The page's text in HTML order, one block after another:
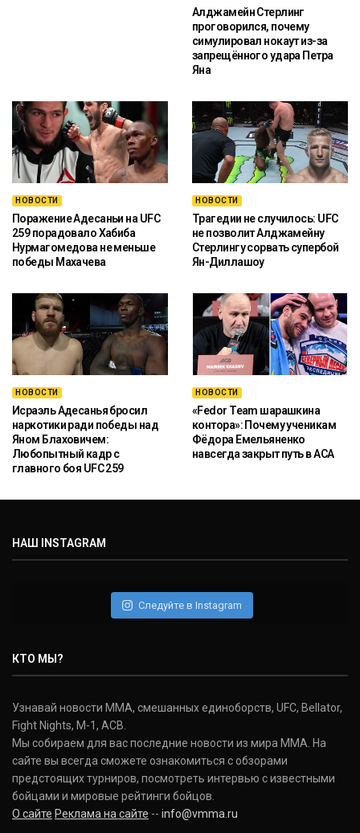
Алджамейн Стерлинг
проговорился, почему
симулировал нокаут из-за
запрещённого удара Петра
Яна
НОВОСТИ
Поражение Адесаньи на UFC
259 порадовало Хабиба
Нурмагомедова не меньше
победы Махачева
НОВОСТИ
Трагедии не случилось: UFC
не позволит Алджамейну
Стерлингу сорвать супербой
Ян-Диллашоу
НОВОСТИ
Исраэль Адесанья бросил
наркотики ради победы над
Яном Блаховичем:
Любопытный кадр с
главного боя UFC 259
НОВОСТИ
«Fedor Team шарашкина
контора»: Почему ученикам
Фёдора Емельяненко
навсегда закрыт путь в ACA
НАШ INSTAGRAM
Следуйте в Instagram
КТО МЫ?
Узнавай новости ММА, смешанных единоборств, UFC, Bellator,
Fight Nights, M-1, ACB.
Мы собираем для вас последние новости из мира ММА. На
сайте вы всегда сможете ознакомиться с обзорами
предстоящих турниров, посмотреть интервью с известными
бойцами и мировые рейтинги бойцов.
О сайте Реклама на сайте -- info@vmma.ru